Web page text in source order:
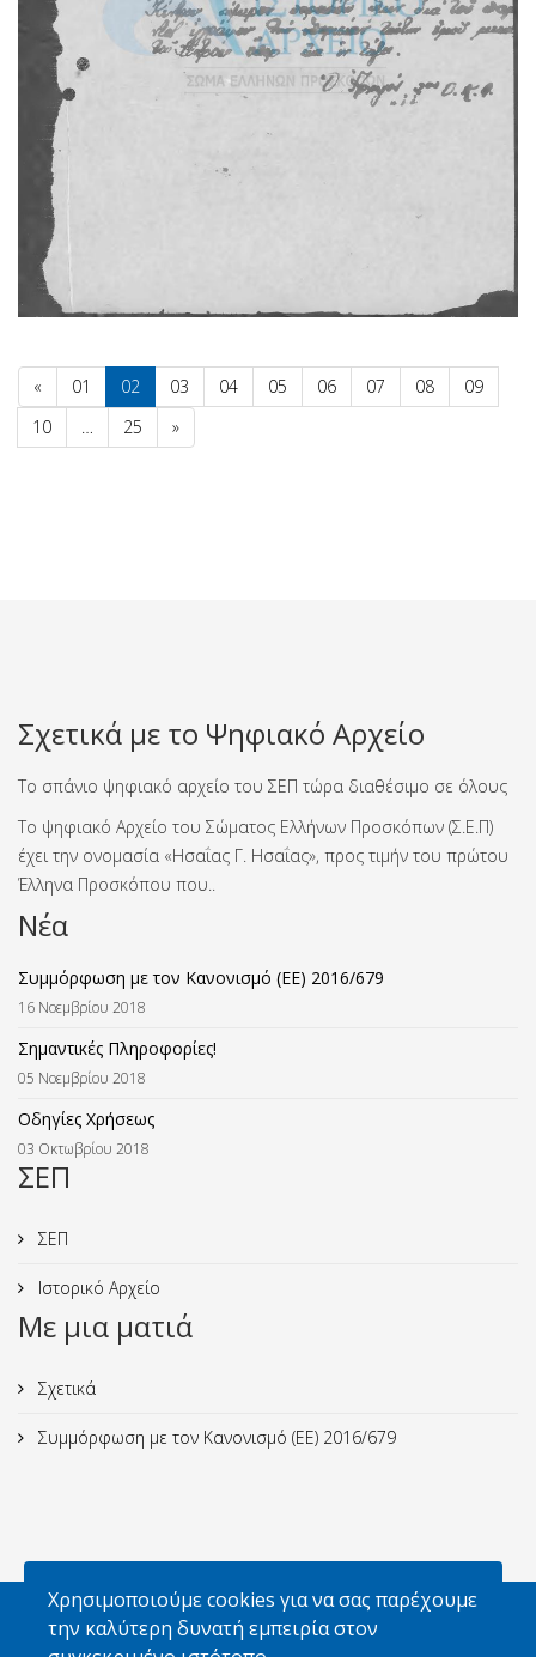
« 01 02 03 04 05 06 07 08
09
10
… 25 »
Σχετικά με το Ψηφιακό Αρχείο
Το σπάνιο ψηφιακό αρχείο του ΣΕΠ τώρα διαθέσιμο σε όλους
Το ψηφιακό Αρχείο του Σώματος Ελλήνων Προσκόπων (Σ.Ε.Π)
έχει την ονομασία «Ησαΐας Γ. Ησαΐας», προς τιμήν του πρώτου
Έλληνα Προσκόπου που..
Νέα
Συμμόρφωση με τον Κανονισμό (ΕΕ) 2016/679
16 Νοεμβρίου 2018
Σημαντικές Πληροφορίες!
05 Νοεμβρίου 2018
Οδηγίες Χρήσεως
03 Οκτωβρίου 2018
ΣΕΠ
ΣΕΠ
Ιστορικό Αρχείο
Με μια ματιά
Σχετικά
Συμμόρφωση με τον Κανονισμό (ΕΕ) 2016/679
Απαγορεύεται η αναπαραγωγή φωτογραφιών
χωρίς την έγγραφη άδεια του Σ.Ε.Π. και των
Χρησιμοποιούμε cookies για να σας παρέχουμε
την καλύτερη δυνατή εμπειρία στον